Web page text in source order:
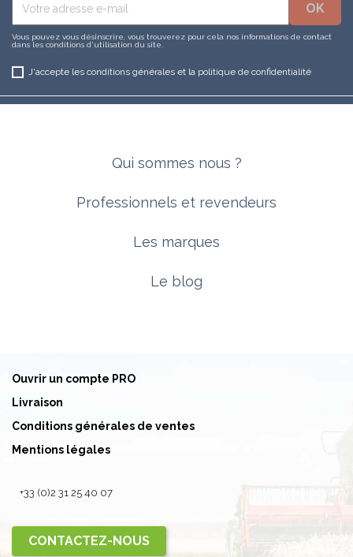
Vous pouvez vous désinscrire, vous trouverez pour cela nos informations de contact
dans les conditions d'utilisation du site.
J'accepte les conditions générales et la politique de confidentialité
Qui sommes nous ?
Professionnels et revendeurs
Les marques
Le blog
Ouvrir un compte PRO
Livraison
Conditions générales de ventes
Mentions légales
+33 (0)2 31 25 40 07
CONTACTEZ-NOUS